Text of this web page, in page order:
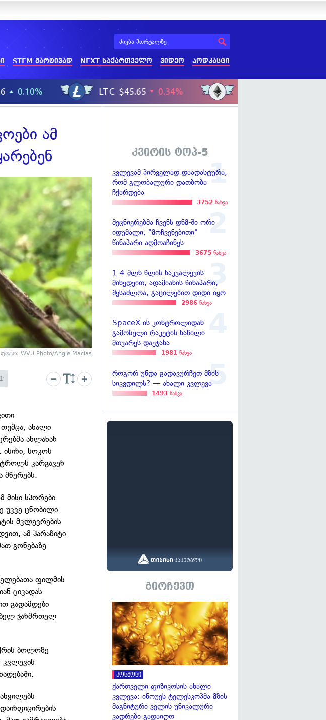
STEM მარტივად NEXT საქართველო ვიდეო პოდკასტი
ამ
ფოტო: WVU Photo/Angie Macias
ახალი
ახლახან
სოკოს
კარგავენ
მწერებს.
მისი სპორები
უკვე ცნობილი
მკლევრების
ამ პარაზიტი
გონებაზე
ფილმის
ციკადას
გადამდები
ჯანმრთელ
ბოლოზე
კვლევის
კვირის ტოპ-5
კვლევამ პირველად დაადასტურა,
რომ გლობალური დათბობა
ჩქარდება
3752 ნახვა
მეცნიერებმა ჩვენს დნმ-ში ორი
იდუმალი, "მოჩვენებითი"
წინაპარი აღმოაჩინეს
3675 ნახვა
1.4 მლნ წლის ნაკვალევის
მიხედვით, ადამიანის წინაპარი,
შესაძლოა, გაცილებით დიდი იყო
2986 ნახვა
SpaceX-ის კონტროლიდან
გამოსული რაკეტის ნაწილი
მთვარეს დაეჯახა
1981 ნახვა
როგორ უნდა გადავურჩეთ მზის
სიკვდილს? — ახალი კვლევა
1493 ნახვა
გირჩევთ
კოსმოსი
ქართველი ფიზიკოსის ახალი
კვლევა: ინოუეს ტელესკოპმა მზის
მაგნიტური ველის უნიკალური
კადრები გადაიღო